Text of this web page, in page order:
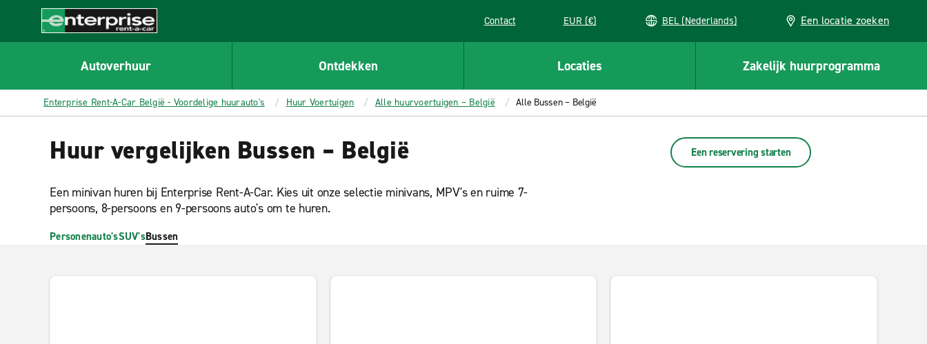
CONTENT
Enterprise
Contact EUR (€) BEL (Nederlands) Een locatie zoeken
Autoverhuur Ontdekken Locaties Zakelijk huurprogramma
Enterprise Rent-A-Car België - Voordelige huurauto's Huur Voertuigen Alle huurvoertuigen – België Alle Bussen – België
Huur vergelijken Bussen – België
Een minivan huren bij Enterprise Rent-A-Car. Kies uit onze selectie minivans, MPV's en ruime 7-
persoons, 8-persoons en 9-persoons auto's om te huren.
Een reservering starten
Personenauto'sSUV'sBussen